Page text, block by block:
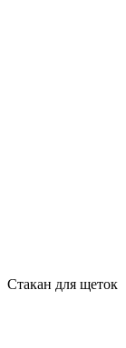
Стакан для щеток